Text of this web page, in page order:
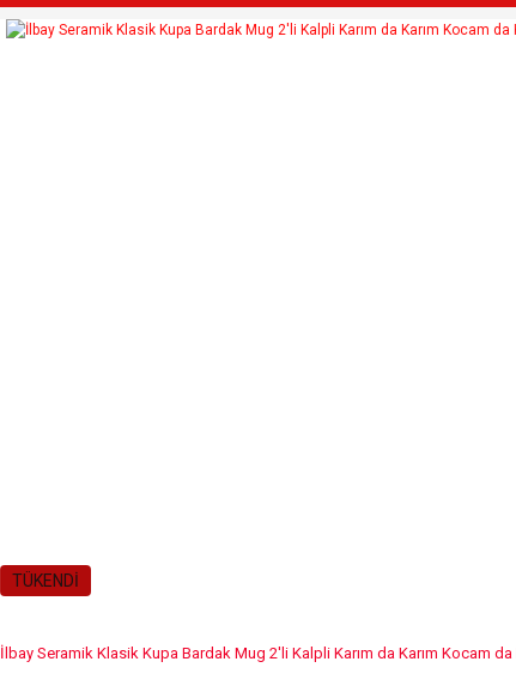
TÜKENDİ
İlbay Seramik Klasik Kupa Bardak Mug 2'li Kalpli Karım da Karım Kocam